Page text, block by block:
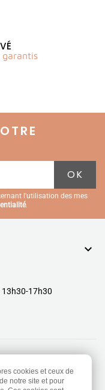
garantis
l'utilisation des mes
.

13h30-17h30
cookies et ceux de
notre site et pour